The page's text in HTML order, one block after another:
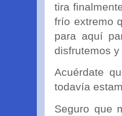
tira
frío extremo
para aquí
disfrutemos y
Acuérdate
todavía
Seguro que